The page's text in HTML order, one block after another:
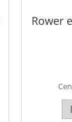
Rower